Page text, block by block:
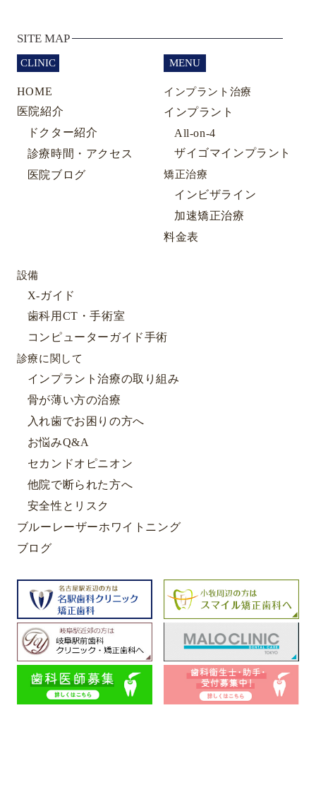
SITE MAP
CLINIC
HOME
医院紹介
ドクター紹介
診療時間・アクセス
医院ブログ
MENU
インプラント治療
インプラント
All-on-4
ザイゴマインプラント
矯正治療
インビザライン
加速矯正治療
料金表
設備
X-ガイド
歯科用CT・手術室
コンピューターガイド手術
診療に関して
インプラント治療の取り組み
骨が薄い方の治療
入れ歯でお困りの方へ
お悩みQ&A
セカンドオピニオン
他院で断られた方へ
安全性とリスク
ブルーレーザーホワイトニング
ブログ